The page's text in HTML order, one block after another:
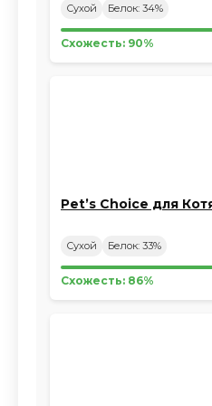
Сухой Белок: 34%
Схожесть: 90%
Pet’s Choice для
Сухой Белок: 33%
Схожесть: 86%